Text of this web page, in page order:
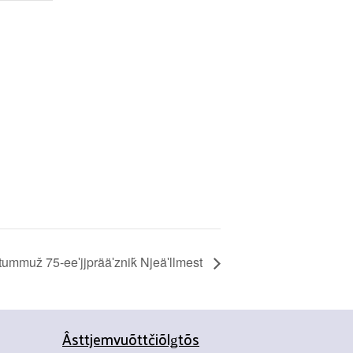
75-eeʹjjprääʹzniǩ Njeäʹllmest
Âsttjemvuõttčiõlǥtõs